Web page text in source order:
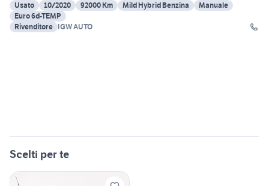
Usato
10/2020 92000 Km Mild Hybrid Benzina
Manuale
Euro 6d-TEMP
Rivenditore IGW AUTO
Scelti per te